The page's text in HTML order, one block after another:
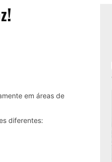
em áreas de
diferentes: